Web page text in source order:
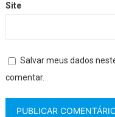
Site
Salvar meus dados
comentar.